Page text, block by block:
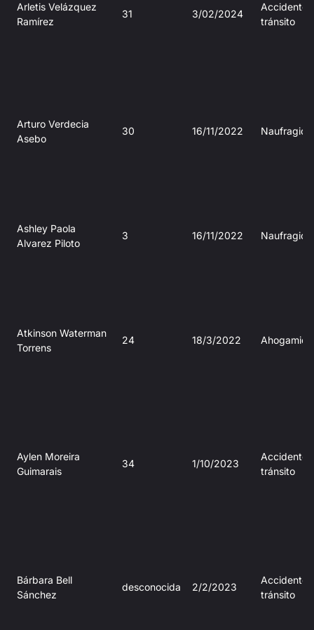
Arletis Velázquez
Ramírez
31 3/02/2024
Accidente
tránsito
Arturo Verdecia
Asebo
30 16/11/2022 Naufragio
Ashley Paola
Alvarez Piloto
3 16/11/2022 Naufragio
Atkinson Waterman
Torrens
24 18/3/2022
Aylen Moreira
Guimarais
34 1/10/2023
Accidente
tránsito
Bárbara Bell
Sánchez
desconocida 2/2/2023
Accidente
tránsito